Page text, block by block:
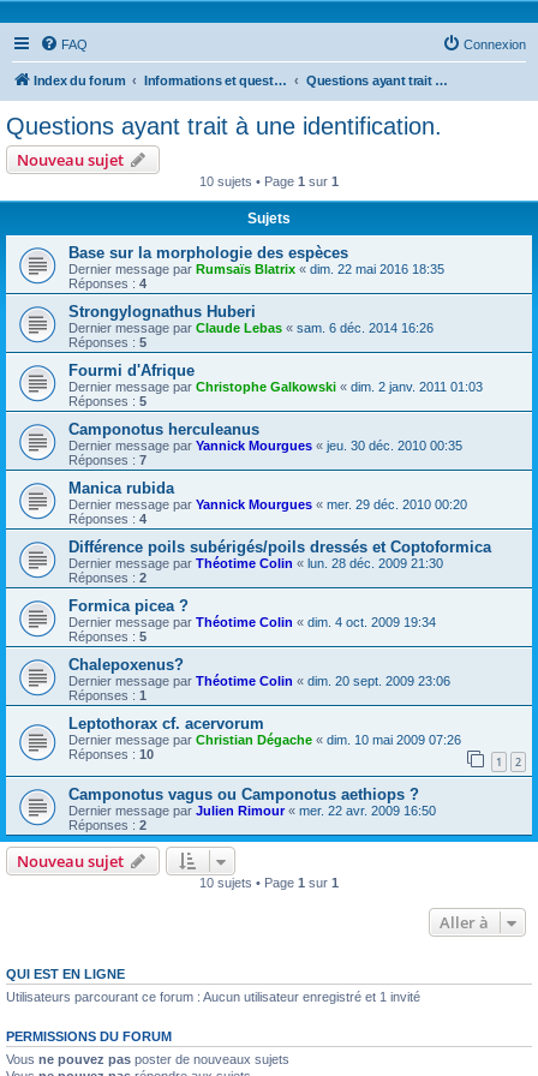
FAQ Connexion
Index du forum Informations et questions taxonomiques Questions ayant trait à une identification.
Questions ayant trait à une identification.
Nouveau sujet
10 sujets • Page 1 sur 1
Sujets
Base sur la morphologie des espèces
Dernier message par Rumsaïs Blatrix « dim. 22 mai 2016 18:35
Réponses : 4
Strongylognathus Huberi
Dernier message par Claude Lebas « sam. 6 déc. 2014 16:26
Réponses : 5
Fourmi d'Afrique
Dernier message par Christophe Galkowski « dim. 2 janv. 2011 01:03
Réponses : 5
Camponotus herculeanus
Dernier message par Yannick Mourgues « jeu. 30 déc. 2010 00:35
Réponses : 7
Manica rubida
Dernier message par Yannick Mourgues « mer. 29 déc. 2010 00:20
Réponses : 4
Différence poils subérigés/poils dressés et Coptoformica
Dernier message par Théotime Colin « lun. 28 déc. 2009 21:30
Réponses : 2
Formica picea ?
Dernier message par Théotime Colin « dim. 4 oct. 2009 19:34
Réponses : 5
Chalepoxenus?
Dernier message par Théotime Colin « dim. 20 sept. 2009 23:06
Réponses : 1
Leptothorax cf. acervorum
Dernier message par Christian Dégache « dim. 10 mai 2009 07:26
Réponses : 10 1 2
Camponotus vagus ou Camponotus aethiops ?
Dernier message par Julien Rimour« mer. 22 avr. 2009 16:50
Réponses : 2
Nouveau sujet
10 sujets • Page 1 sur 1
Aller à
QUI EST EN LIGNE
Utilisateurs parcourant ce forum : Aucun utilisateur enregistré et 1 invité
PERMISSIONS DU FORUM
Vous ne pouvez pas poster de nouveaux sujets